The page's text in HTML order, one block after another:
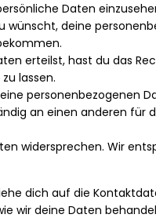
Daten
deine
erteilst, hast du das
lassen.
personenbezogenen
an einen anderen für
widersprechen. Wir
dich auf die
wir deine Daten